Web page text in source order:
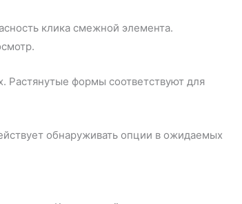
клика смежной элемента.
Растянутые формы соответствуют для
обнаруживать опции в ожидаемых